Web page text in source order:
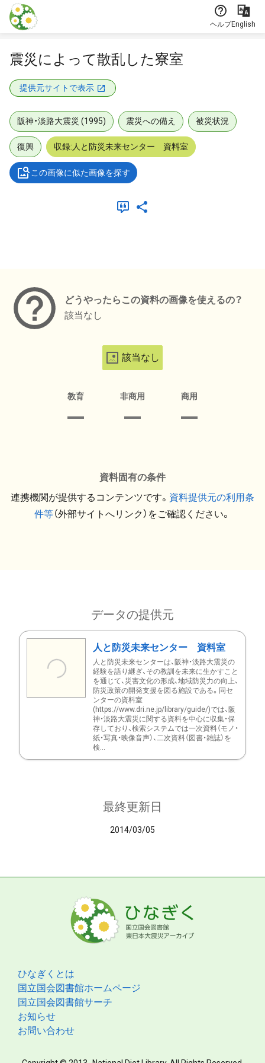
本文に飛ぶ
ヘルプEnglish
震災によって散乱した寮室
提供元サイトで表示
阪神・淡路大震災 (1995) 震災への備え 被災状況
復興 収録:人と防災未来センター 資料室
この画像に似た画像を探す
どうやったらこの資料の画像を使えるの？
該当なし
該当なし
教育 非商用 商用
資料固有の条件
連携機関が提供するコンテンツです。 資料提供元の利用条
件等（外部サイトへリンク）をご確認ください。
データの提供元
人と防災未来センター 資料室
人と防災未来センターは、阪神・淡路大震災の
経験を語り継ぎ、その教訓を未来に生かすこと
を通じて、災害文化の形成、地域防災力の向上、
防災政策の開発支援を図る施設である。同セ
ンターの資料室
(https://www.dri.ne.jp/library/guide/)では、阪
神・淡路大震災に関する資料を中心に収集・保
存しており、検索システムでは一次資料（モノ・
紙・写真・映像音声）、二次資料（図書・雑誌）を
検...
最終更新日
2014/03/05
ひなぎくとは
国立国会図書館ホームページ
国立国会図書館サーチ
お知らせ
お問い合わせ